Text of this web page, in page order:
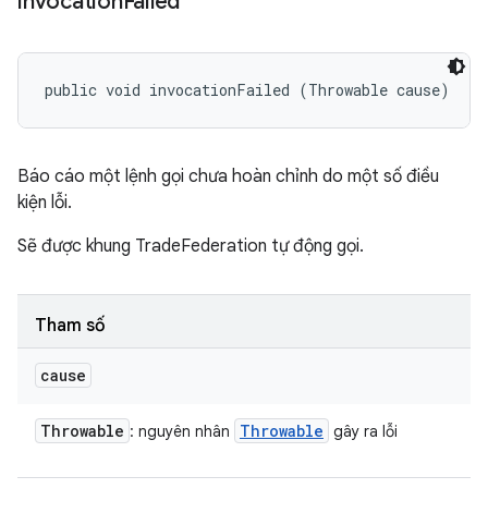
public void invocationFailed (Throwable cause)
Báo cáo một lệnh gọi chưa hoàn chỉnh do một số điều
kiện lỗi.
Sẽ được khung TradeFederation tự động gọi.
Tham số
cause
Throwable : nguyên nhân Throwable gây ra lỗi